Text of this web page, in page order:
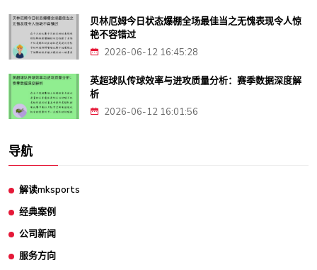
贝林厄姆今日状态爆棚全场最佳当之无愧表现令人惊
艳不容错过
2026-06-12 16:45:28
英超球队传球效率与进攻质量分析：赛季数据深度解
析
2026-06-12 16:01:56
导航
解读mksports
经典案例
公司新闻
服务方向